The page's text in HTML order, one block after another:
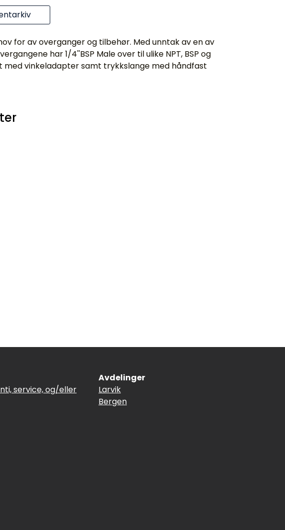
for av overganger og tilbehør. Med unntak av en av
har 1/4''BSP Male over til ulike NPT, BSP og
vinkeladapter samt trykkslange med håndfast
service, og/eller
Avdelinger
Larvik
Bergen